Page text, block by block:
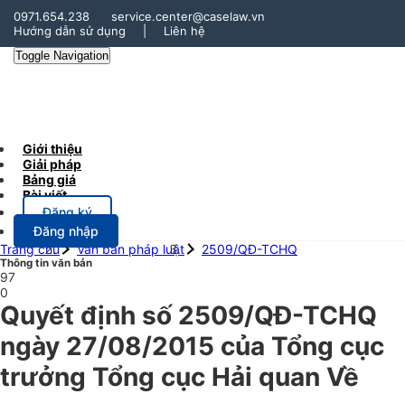
0971.654.238
service.center@caselaw.vn
Hướng dẫn sử dụng
Liên hệ
Toggle Navigation
Giới thiệu
Giải pháp
Bảng giá
Bài viết
Đăng ký
Đăng nhập
Trang chủ
Văn bản pháp luật 2509/QĐ-TCHQ
Thông tin văn bản
97
0
Quyết định số 2509/QĐ-TCHQ
ngày 27/08/2015 của Tổng cục
trưởng Tổng cục Hải quan Về